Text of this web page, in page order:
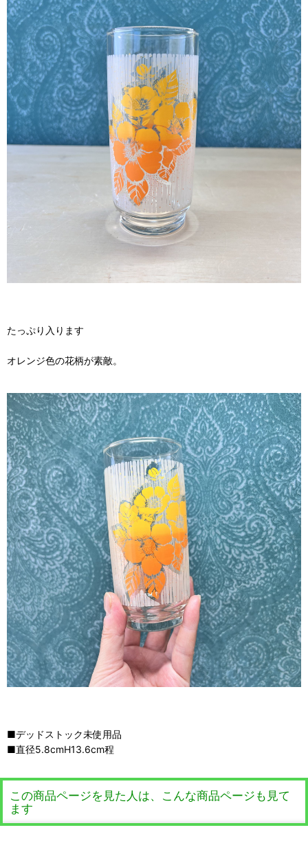
たっぷり入ります
オレンジ色の花柄が素敵。
■デッドストック未使用品
■直径5.8cmH13.6cm程
この商品ページを見た人は、こんな商品ページも見て
ます